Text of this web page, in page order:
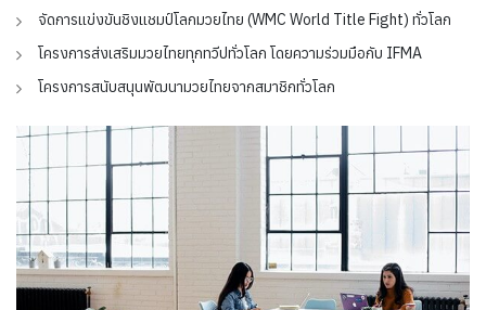
จัดการแข่งขันชิงแชมป์โลกมวยไทย (WMC World Title Fight) ทั่วโลก
โครงการส่งเสริมมวยไทยทุกทวีปทั่วโลก โดยความร่วมมือกับ IFMA
โครงการสนับสนุนพัฒนามวยไทยจากสมาชิกทั่วโลก